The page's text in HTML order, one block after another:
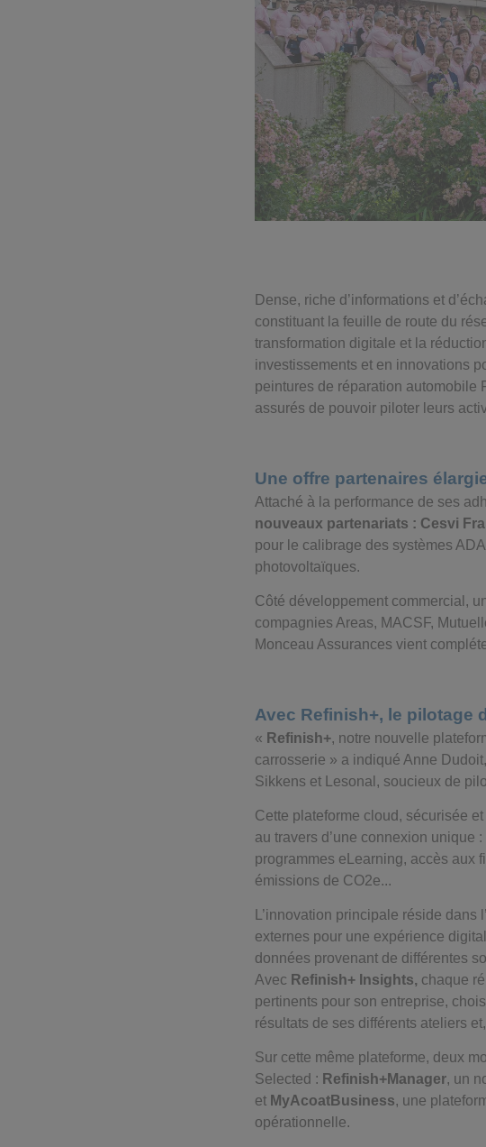
Dense, riche d’informations et
constituant la feuille de route du
transformation digitale et la
investissements et en innovations
peintures de réparation automobile
assurés de pouvoir piloter leurs
Une offre partenaires
Attaché à la performance de ses
nouveaux partenariats : Cesvi
pour le calibrage des systèmes
photovoltaïques.
Côté développement commercial,
compagnies Areas, MACSF,
Monceau Assurances vient
Avec Refinish+, le pilotage
« Refinish+, notre nouvelle
carrosserie » a indiqué Anne
Sikkens et Lesonal, soucieux de
Cette plateforme cloud, sécurisée
au travers d’une connexion unique
programmes eLearning, accès aux
émissions de CO2e...
L’innovation principale réside
externes pour une expérience
données provenant de différentes
Avec Refinish+ Insights, chaque
pertinents pour son entreprise,
résultats de ses différents ateliers
Sur cette même plateforme, deux
Selected : Refinish+Manager, un
et MyAcoatBusiness, une
opérationnelle.